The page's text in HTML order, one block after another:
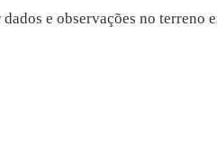
e observações no terreno